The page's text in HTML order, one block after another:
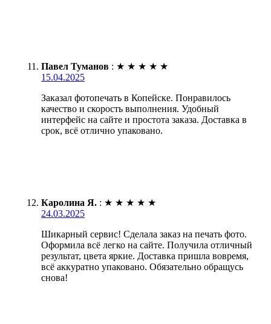
Павел Туманов : ★ ★ ★ ★ ★
15.04.2025
Заказал фотопечать в Копейске. Понравилось
качество и скорость выполнения. Удобный
интерфейс на сайте и простота заказа. Доставка в
срок, всё отлично упаковано.
Каролина Я. : ★ ★ ★ ★ ★
24.03.2025
Шикарный сервис! Сделала заказ на печать фото.
Оформила всё легко на сайте. Получила отличный
результат, цвета яркие. Доставка пришла вовремя,
всё аккуратно упаковано. Обязательно обращусь
снова!